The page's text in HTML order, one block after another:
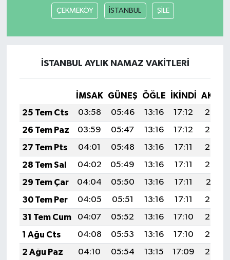
ÇEKMEKÖY İSTANBUL ŞİLE
İSTANBUL AYLIK NAMAZ VAKITLERI
İMSAK GÜNEŞ ÖĞLE İKINDI
25 Tem Cts
03:58 05:46 13:16 17:12
20:35
26 Tem Paz
03:59 05:47 13:16 17:12
20:34
27 Tem Pts
04:01 05:48 13:16 17:11
20:33
28 Tem Sal
04:02 05:49 13:16 17:11
20:32
29 Tem Çar
04:04 05:50 13:16 17:11
20:31
30 Tem Per
04:05 05:51 13:16 17:11
20:30
31 Tem Cum
04:07 05:52 13:16 17:10
20:29
1 Ağu Cts
04:08 05:53 13:16 17:10
20:28
2 Ağu Paz
04:10 05:54 13:15 17:09
20:27